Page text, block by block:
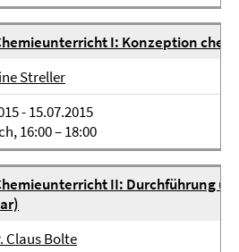
I: Konzeption
Streller
- 15.07.2015
16:00 – 18:00
II: Durchführung
Claus Bolte